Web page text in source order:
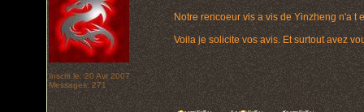
Inscrit le: 20 Avr 2007
Messages: 271
Notre rencoeur vis a vis de Yinzheng n'a t
Voila je solicite vos avis. Et surtout avez